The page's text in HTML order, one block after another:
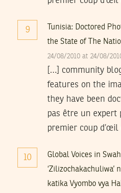
9
Tunisia: Doctored
the State of The
24/08/2010 at 24/08/
[…] community
features on the
they have been
pas être un expert
premier coup
10
Global Voices in
‘Zilizochakachuliwa’
katika Vyombo vya